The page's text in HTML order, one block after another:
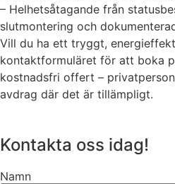
– Helhetsåtagande från
slutmontering och
Vill du ha ett tryggt,
kontaktformuläret för att boka
kostnadsfri offert –
avdrag där det är tillämpligt.
Kontakta oss idag!
Namn